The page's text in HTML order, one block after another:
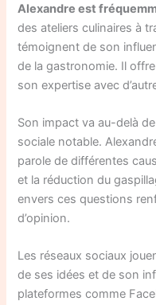
Alexandre est
des ateliers culinaires à
témoignent de son
de la gastronomie. Il
son expertise avec
Son impact va au-delà
sociale notable.
parole de différentes
et la réduction du
envers ces questions
d’opinion.
Les réseaux sociaux
de ses idées et de son
plateformes comme